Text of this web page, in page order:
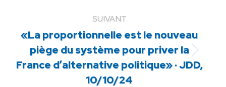
SUIVANT
Article
suivant
:
«La proportionnelle est le nouveau
piège du système pour priver la
France d’alternative politique» · JDD,
10/10/24